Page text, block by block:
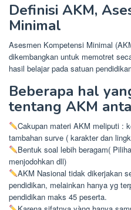
Definisi AKM,
Minimal
Asesmen Kompetensi Minimal
dikembangkan untuk memotret
hasil belajar pada satuan
Beberapa hal
tentang AKM
Cakupan materi AKM meliputi :
tambahan surve ( karakter dan
Bentuk soal lebih beragam(
menjodohkan dll)
AKM Nasional tidak dikerjakan
pendidikan, melainkan hanya yg
pendidikan maks 45 peserta.